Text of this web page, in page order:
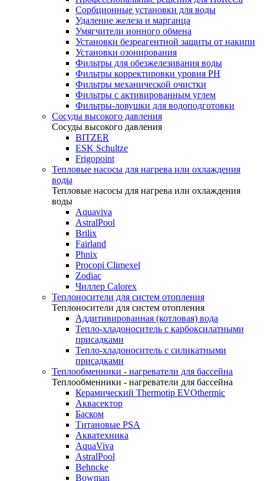
Сорбционные установки для воды
Удаление железа и марганца
Умягчители ионного обмена
Установки безреагентной защиты от накипи
Установки озонирования
Фильтры для обезжелезивания воды
Фильтры корректировки уровня PH
Фильтры механической очистки
Фильтры с активированным углем
Фильтры-ловушки для водоподготовки
Сосуды высокого давления
Сосуды высокого давления
BITZER
ESK Schultze
Frigopoint
Тепловые насосы для нагрева или охлаждения
воды
Тепловые насосы для нагрева или охлаждения
воды
Aquaviva
AstralPool
Brilix
Fairland
Phnix
Procopi Climexel
Zodiac
Чиллер Calorex
Теплоносители для систем отопления
Теплоносители для систем отопления
Аддитивированная (котловая) вода
Тепло-хладоноситель с карбоксилатными
присадками
Тепло-хладоноситель с силикатными
присадками
Теплообменники - нагреватели для бассейна
Теплообменники - нагреватели для бассейна
Керамический Thermotip EVOthermic
Аквасектор
Баском
Титановые PSA
Акватехника
AquaViva
AstralPool
Behncke
Bowman